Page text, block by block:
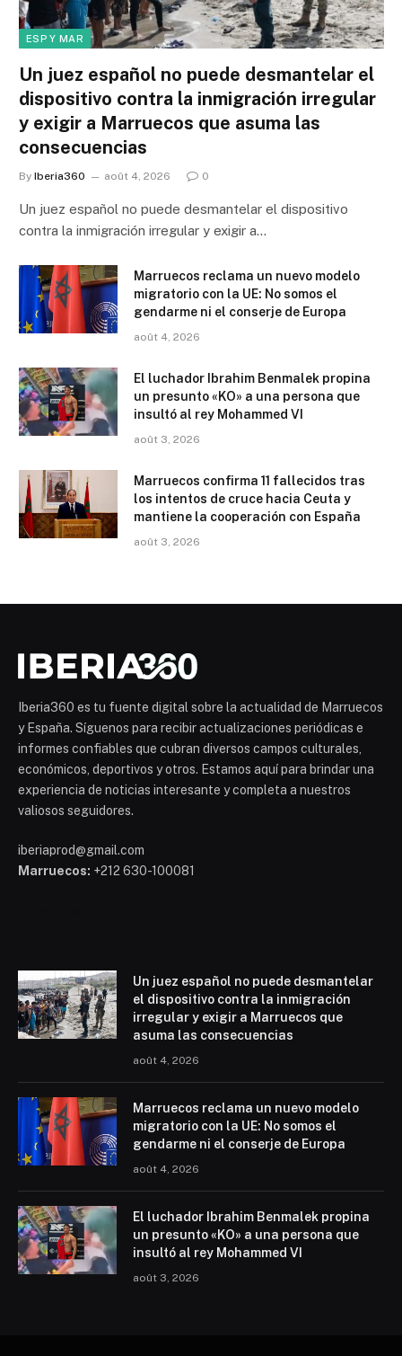
ESP Y MAR
Un juez español no puede desmantelar el
dispositivo contra la inmigración irregular
y exigir a Marruecos que asuma las
consecuencias
By Iberia360 août 4, 2026 0
Un juez español no puede desmantelar el dispositivo
contra la inmigración irregular y exigir a…
Marruecos reclama un nuevo modelo
migratorio con la UE: No somos el
gendarme ni el conserje de Europa
août 4, 2026
El luchador Ibrahim Benmalek propina
un presunto «KO» a una persona que
insultó al rey Mohammed VI
août 3, 2026
Marruecos confirma 11 fallecidos tras
los intentos de cruce hacia Ceuta y
mantiene la cooperación con España
août 3, 2026
Iberia360 es tu fuente digital sobre la actualidad de Marruecos
y España. Síguenos para recibir actualizaciones periódicas e
informes confiables que cubran diversos campos culturales,
económicos, deportivos y otros. Estamos aquí para brindar una
experiencia de noticias interesante y completa a nuestros
valiosos seguidores.
iberiaprod@gmail.com
Marruecos: +212 630-100081
Un juez español no puede desmantelar
el dispositivo contra la inmigración
irregular y exigir a Marruecos que
asuma las consecuencias
août 4, 2026
Marruecos reclama un nuevo modelo
migratorio con la UE: No somos el
gendarme ni el conserje de Europa
août 4, 2026
El luchador Ibrahim Benmalek propina
un presunto «KO» a una persona que
insultó al rey Mohammed VI
août 3, 2026